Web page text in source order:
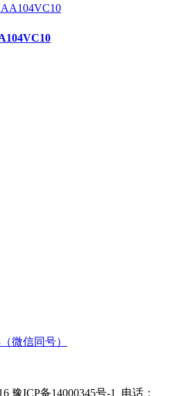
微信同号）
豫ICP备14000345号-1 电话：